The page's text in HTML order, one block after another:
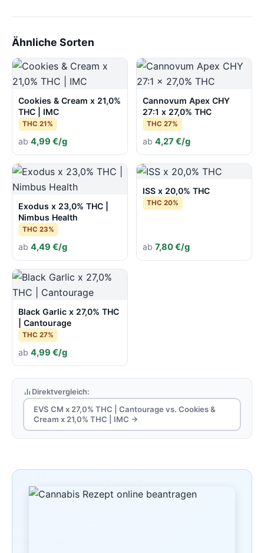
Ähnliche Sorten
Cookies & Cream x 21,0%
THC | IMC
THC 21%
ab 4,99 €/g
Cannovum Apex CHY
27:1 x 27,0% THC
THC 27%
ab 4,27 €/g
Exodus x 23,0% THC |
Nimbus Health
THC 23%
ab 4,49 €/g
ISS x 20,0% THC
THC 20%
ab 7,80 €/g
Black Garlic x 27,0% THC
| Cantourage
THC 27%
ab 4,99 €/g
Direktvergleich:
EVS CM x 27,0% THC | Cantourage vs. Cookies &
Cream x 21,0% THC | IMC →